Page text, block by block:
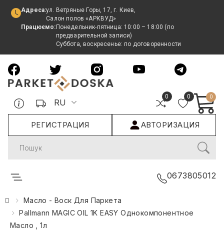
Адреса:ул. Ветряные Горы, 17, г. Киев,
Салон полов «АРКВУД»
Працюємо: Понедельник-пятница: 10:00 – 18:00 (по
предварительной записи)
Суббота, воскресенье: по договоренности
RU
0 0 0
РЕГИСТРАЦИЯ АВТОРИЗАЦИЯ
Search
0673805012
Масло - Воск Для Паркета
Pallmann MAGIC OIL 1K EASY Однокомпонентное
Масло , 1л